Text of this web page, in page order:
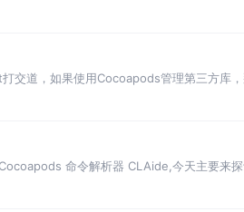
交道，如果使用Cocoapods管理第三方库
命令解析器 CLAide,今天主要来